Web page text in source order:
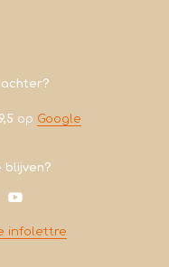
9,5 op Google
blijven?
infolettre